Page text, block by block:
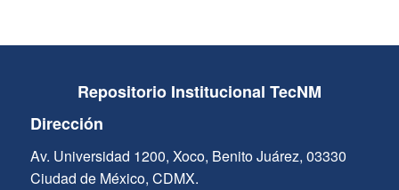
Repositorio Institucional TecNM
Dirección
Av. Universidad 1200, Xoco, Benito Juárez, 03330
Ciudad de México, CDMX.